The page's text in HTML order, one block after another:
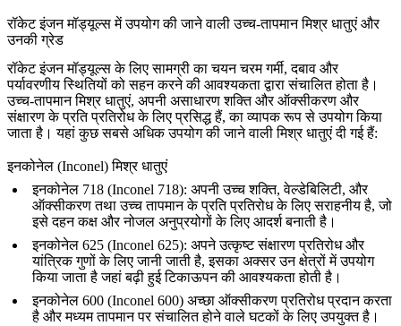
रॉकेट इंजन मॉड्यूल्स में उपयोग की जाने वाली उच्च-तापमान मिश्र धातुएं और
उनकी ग्रेड
रॉकेट इंजन मॉड्यूल्स के लिए सामग्रीका चयन चरम गर्मी, दबाव और
पर्यावरणीय स्थितियों को सहन करने की आवश्यकता द्वारा संचालित होता है।
उच्च-तापमान मिश्र धातुएं, अपनी असाधारण शक्ति औरऑक्सीकरण और
संक्षारणके प्रति प्रतिरोध के लिए प्रसिद्ध हैं, का व्यापक रूप से उपयोग किया
जाता है। यहां कुछ सबसे अधिक उपयोग की जाने वाली मिश्र धातुएं दी गई हैं:
इनकोनेल (Inconel) मिश्र धातुएं
इनकोनेल 718 (Inconel 718): अपनी उच्च शक्ति, वेल्डेबिलिटी, और
ऑक्सीकरण तथा उच्च तापमान के प्रति प्रतिरोध के लिए सराहनीय है, जो
इसे दहन कक्ष और नोजल अनुप्रयोगों के लिए आदर्श बनाती है।
इनकोनेल 625 (Inconel 625): अपने उत्कृष्ट संक्षारण प्रतिरोध और
यांत्रिक गुणों के लिए जानी जाती है, इसका अक्सर उन क्षेत्रों में उपयोग
किया जाता है जहां बढ़ी हुई टिकाऊपन की आवश्यकता होती है।
इनकोनेल 600 (Inconel 600) अच्छा ऑक्सीकरण प्रतिरोध प्रदान करता
है और मध्यम तापमान पर संचालित होने वाले घटकों के लिए उपयुक्त है।